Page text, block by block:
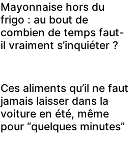
Mayonnaise hors du
frigo : au bout de
combien de temps faut-
il vraiment s’inquiéter ?
Ces aliments qu’il ne faut
jamais laisser dans la
voiture en été, même
pour “quelques minutes”